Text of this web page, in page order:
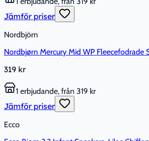
Jämför priser
Nordbjörn
Nordbjørn Mercury Mid WP Fleecefodrade
319 kr
1 erbjudande, från 319 kr
Jämför priser
Ecco